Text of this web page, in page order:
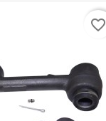
favorite_border